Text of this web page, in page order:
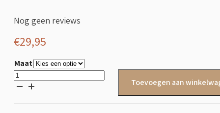
Nog geen reviews
€29,95
Maat
Honden
bandana
Toevoegen aan